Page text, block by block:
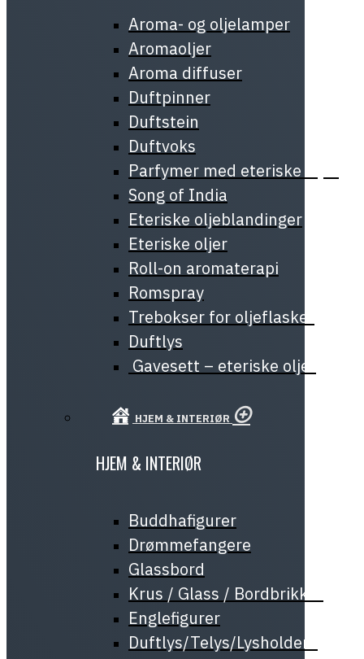
Aroma- og oljelamper
Aromaoljer
Aroma diffuser
Duftpinner
Duftstein
Duftvoks
Parfymer med eteriske oljer
Song of India
Eteriske oljeblandinger
Eteriske oljer
Roll-on aromaterapi
Romspray
Trebokser for oljeflasker
Duftlys
Gavesett – eteriske oljer
HJEM & INTERIØR
HJEM & INTERIØR
Buddhafigurer
Drømmefangere
Glassbord
Krus / Glass / Bordbrikker
Englefigurer
Duftlys/Telys/Lysholdere